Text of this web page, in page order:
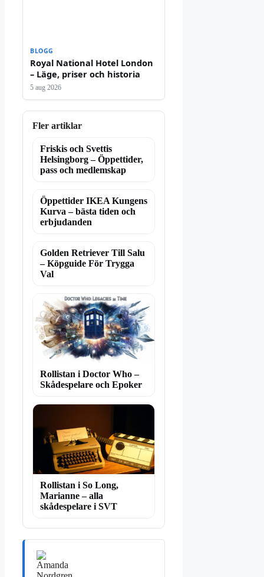
BLOGG
Royal National Hotel London
– Läge, priser och historia
5 aug 2026
Fler artiklar
Friskis och Svettis
Helsingborg – Öppettider,
pass och medlemskap
Öppettider IKEA Kungens
Kurva – bästa tiden och
erbjudanden
Golden Retriever Till Salu
– Köpguide För Trygga
Val
Rollistan i Doctor Who –
Skådespelare och Epoker
Rollistan i So Long,
Marianne – alla
skådespelare i SVT